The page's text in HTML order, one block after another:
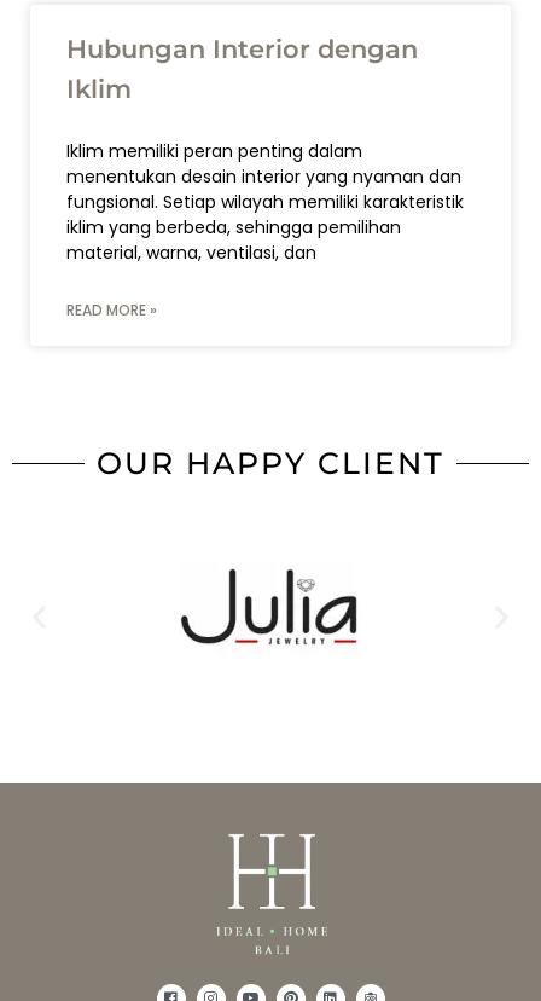
Hubungan Interior dengan
Iklim
Iklim memiliki peran penting dalam
menentukan desain interior yang nyaman dan
fungsional. Setiap wilayah memiliki karakteristik
iklim yang berbeda, sehingga pemilihan
material, warna, ventilasi, dan
READ MORE »
OUR HAPPY CLIENT